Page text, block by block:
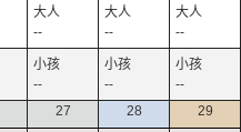
--
--
--
--
--
--
27 28 29